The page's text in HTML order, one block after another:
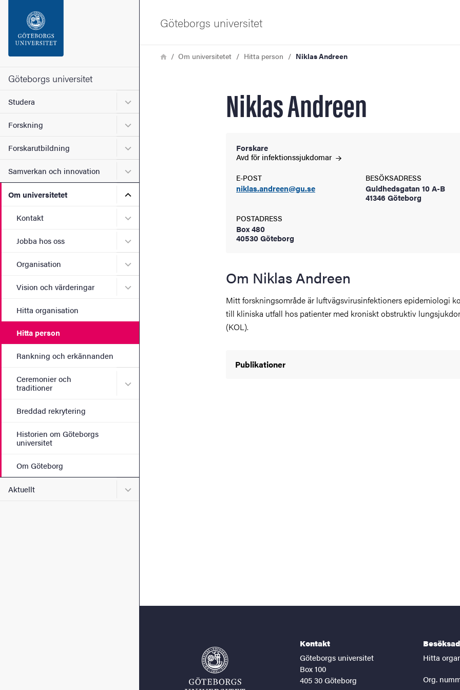
Sidfoten
Om webbplatsen
Göteborgs universitet
Studera Undermeny för Studera
Forskning Undermeny för Forskning
Forskarutbildning Undermeny för Forskarutbildning
Samverkan och innovation Undermeny för Samverkan och innovation
Om universitetet Undermeny för Om universitetet
Kontakt Undermeny för Kontakt
Jobba hos oss Undermeny för Jobba hos oss
Organisation Undermeny för Organisation
Vision och värderingar Undermeny för Vision och värderingar
Hitta organisation
Hitta person
Rankning och erkännanden
Ceremonier och
traditioner
Undermeny för Ceremonier och traditioner
Breddad rekrytering
Historien om Göteborgs
universitet
Om Göteborg
Aktuellt Undermeny för Aktuellt
Göteborgs universitet
LänkstigHemOm universitetet Hitta person Niklas Andreen
Niklas Andreen
Forskare
Avd förinfektionssjukdomar
E-POST
niklas.andreen@gu.se
BESÖKSADRESS
Guldhedsgatan 10 A-B
41346 Göteborg
POSTADRESS
Box 480
40530 Göteborg
Om Niklas Andreen
Mitt forskningsområde är luftvägsvirusinfektioners epidemiologi
till kliniska utfall hos patienter med kroniskt obstruktiv
(KOL).
Publikationer
Kontakt
Göteborgs universitet
Box 100
405 30 Göteborg
Hitta
Org.